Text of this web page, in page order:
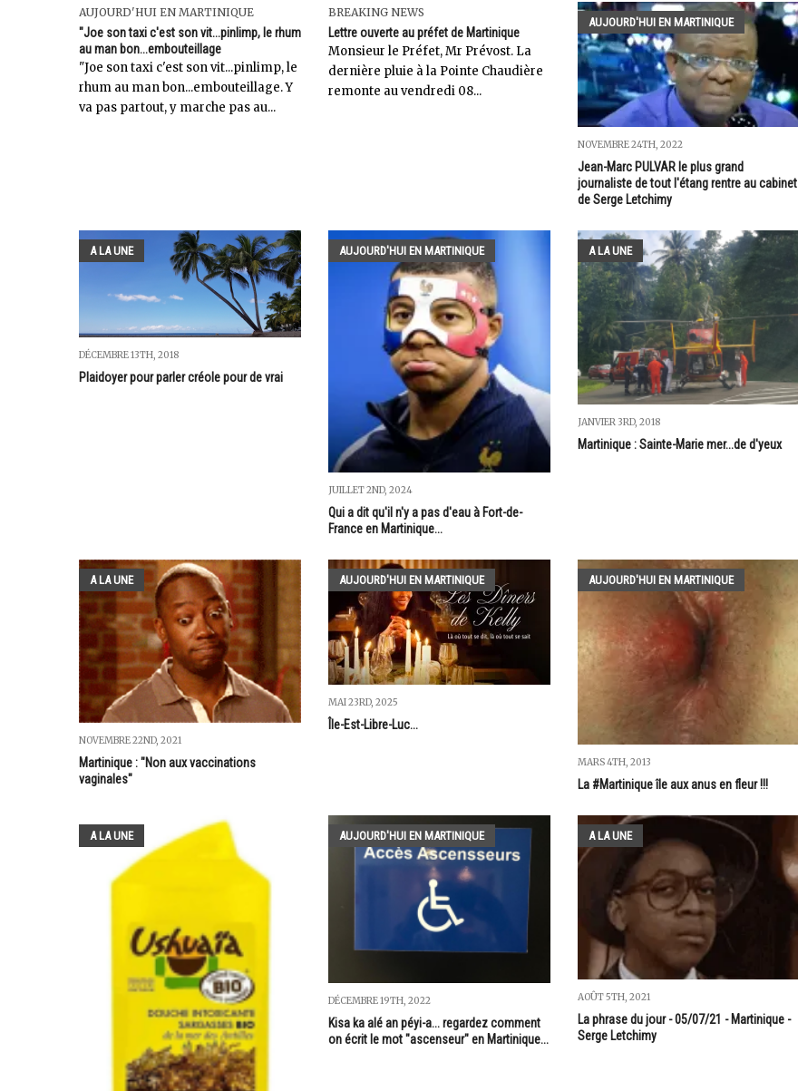
AUJOURD'HUI EN MARTINIQUE
"Joe son taxi c'est son vit...pinlimp, le rhum
au man bon...embouteillage
"Joe son taxi c'est son vit...pinlimp, le
rhum au man bon...embouteillage. Y
va pas partout, y marche pas au...
BREAKING NEWS
Lettre ouverte au préfet de Martinique
Monsieur le Préfet, Mr Prévost. La
dernière pluie à la Pointe Chaudière
remonte au vendredi 08...
AUJOURD'HUI EN MARTINIQUE
NOVEMBRE 24TH, 2022
Jean-Marc PULVAR le plus grand
journaliste de tout l'étang rentre au cabinet
de Serge Letchimy
A LA UNE
DÉCEMBRE 13TH, 2018
Plaidoyer pour parler créole pour de vrai
AUJOURD'HUI EN MARTINIQUE
JUILLET 2ND, 2024
Qui a dit qu'il n'y a pas d'eau à Fort-de-
France en Martinique...
A LA UNE
JANVIER 3RD, 2018
Martinique : Sainte-Marie mer...de d'yeux
A LA UNE
NOVEMBRE 22ND, 2021
Martinique : "Non aux vaccinations
vaginales"
AUJOURD'HUI EN MARTINIQUE
MAI 23RD, 2025
Île-Est-Libre-Luc...
AUJOURD'HUI EN MARTINIQUE
MARS 4TH, 2013
La #Martinique île aux anus en fleur !!!
A LA UNE AUJOURD'HUI EN MARTINIQUE
DÉCEMBRE 19TH, 2022
Kisa ka alé an péyi-a... regardez comment
on écrit le mot "ascenseur" en Martinique...
A LA UNE
AOÛT 5TH, 2021
La phrase du jour - 05/07/21 - Martinique -
Serge Letchimy